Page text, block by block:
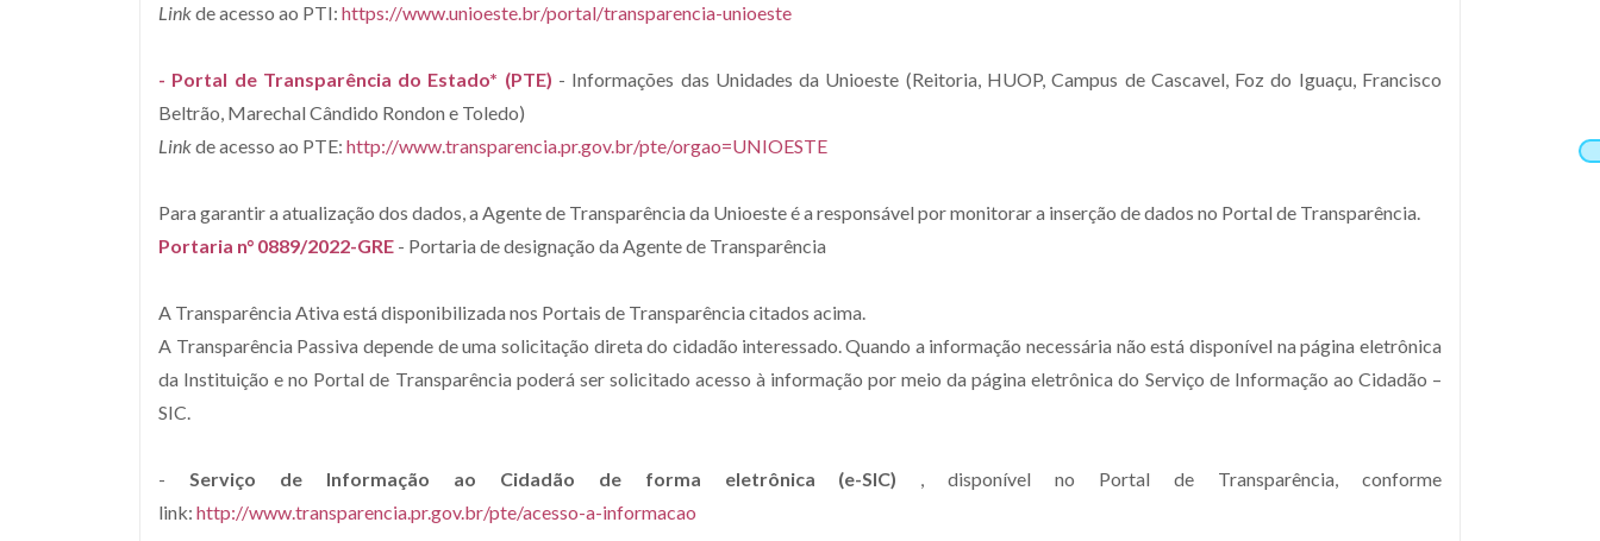
Linkde acesso ao PTI: https://www.unioeste.br/portal/transparencia-unioeste
- Portal de Transparência do Estado* (PTE) - Informações das Unidades da Unioeste (Reitoria, HUOP, Campus de Cascavel, Foz do Iguaçu, Francisco
Beltrão, Marechal Cândido Rondon e Toledo)
Linkde acesso ao PTE: http://www.transparencia.pr.gov.br/pte/orgao=UNIOESTE
Para garantir a atualização dos dados, a Agente de Transparência da Unioeste é a responsável por monitorar a inserção de dados no Portal de Transparência.
Portaria n° 0889/2022-GRE - Portaria de designação da Agente de Transparência
A Transparência Ativa está disponibilizada nos Portais de Transparência citados acima.
A Transparência Passiva depende de uma solicitação direta do cidadão interessado. Quando a informação necessária não está disponível na página eletrônica
da Instituição e no Portal de Transparência poderá ser solicitado acesso à informação por meio da página eletrônica do Serviço de Informação ao Cidadão –
SIC.
- Serviço de Informação ao Cidadão de forma eletrônica (e-SIC) , disponível no Portal de Transparência, conforme
link: http://www.transparencia.pr.gov.br/pte/acesso-a-informacao